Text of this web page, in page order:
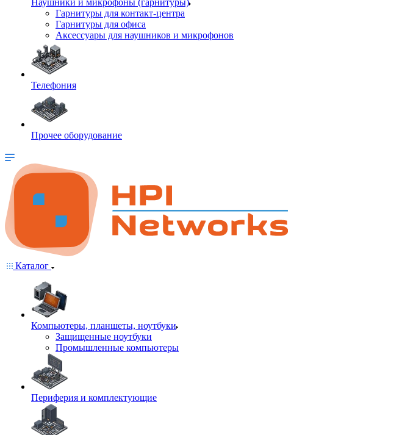
Наушники и микрофоны (гарнитуры)
Гарнитуры для контакт-центра
Гарнитуры для офиса
Аксессуары для наушников и микрофонов
Телефония
Прочее оборудование
Каталог
Компьютеры, планшеты, ноутбуки
Защищенные ноутбуки
Промышленные компьютеры
Периферия и комплектующие